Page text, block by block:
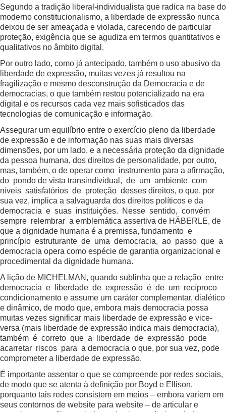
Segundo a tradição liberal-individualista que radica na base do
moderno constitucionalismo, a liberdade de expressão nunca
deixou de ser ameaçada e violada, carecendo de particular
proteção, exigência que se agudiza em termos quantitativos e
qualitativos no âmbito digital.
Por outro lado, como já antecipado, também o uso abusivo da
liberdade de expressão, muitas vezes já resultou na
fragilização e mesmo desconstrução da Democracia e de
democracias, o que também restou potencializado na era
digital e os recursos cada vez mais sofisticados das
tecnologias de comunicação e informação.
Assegurar um equilíbrio entre o exercício pleno da liberdade
de expressão e de informação nas suas mais diversas
dimensões, por um lado, e a necessária proteção da dignidade
da pessoa humana, dos direitos de personalidade, por outro,
mas, também, o de operar como instrumento para a afirmação,
do pondo de vista transindividual, de um ambiente com
níveis satisfatórios de proteção desses direitos, o que, por
sua vez, implica a salvaguarda dos direitos políticos e da
democracia e suas instituições. Nesse sentido, convém
sempre relembrar a emblemática assertiva de HÄBERLE, de
que a dignidade humana é a premissa, fundamento e
princípio estruturante de uma democracia, ao passo que a
democracia opera como espécie de garantia organizacional e
procedimental da dignidade humana.
A lição de MICHELMAN, quando sublinha que a relação entre
democracia e liberdade de expressão é de um recíproco
condicionamento e assume um caráter complementar, dialético
e dinâmico, de modo que, embora mais democracia possa
muitas vezes significar mais liberdade de expressão e vice-
versa (mais liberdade de expressão indica mais democracia),
também é correto que a liberdade de expressão pode
acarretar riscos para a democracia o que, por sua vez, pode
comprometer a liberdade de expressão.
É importante assentar o que se compreende por redes sociais,
de modo que se atenta à definição por Boyd e Ellison,
porquanto tais redes consistem em meios – embora variem em
seus contornos de website para website – de articular e